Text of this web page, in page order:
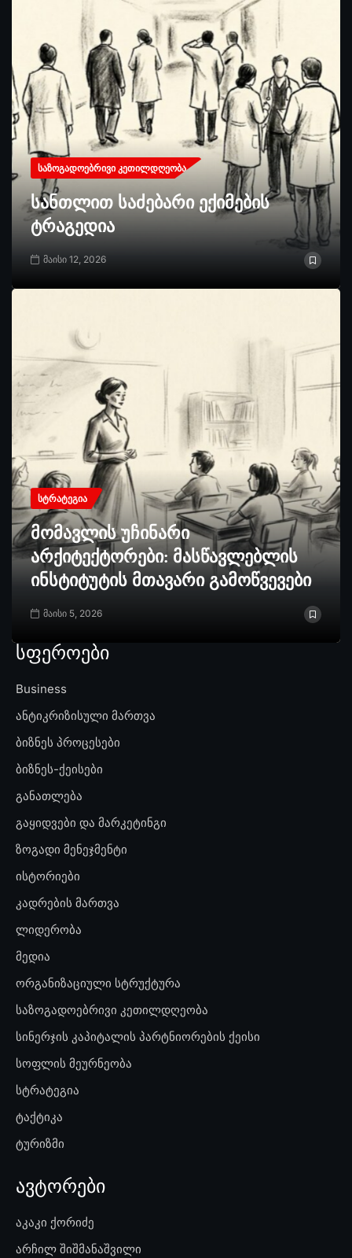
ᲡᲐᲖᲝᲒᲐᲓᲝᲔᲑᲠᲘᲕᲘ ᲙᲔᲗᲘᲚᲓᲦᲔᲝᲑᲐ
სანთლით საძებარი ექიმების
ტრაგედია
მაისი 12, 2026
ᲡᲢᲠᲐᲢᲔᲒᲘᲐ
მომავლის უჩინარი
არქიტექტორები: მასწავლებლის
ინსტიტუტის მთავარი გამოწვევები
მაისი 5, 2026
სფეროები
Business
ანტიკრიზისული მართვა
ბიზნეს პროცესები
ბიზნეს-ქეისები
განათლება
გაყიდვები და მარკეტინგი
ზოგადი მენეჯმენტი
ისტორიები
კადრების მართვა
ლიდერობა
მედია
ორგანიზაციული სტრუქტურა
საზოგადოებრივი კეთილდღეობა
სინერჯის კაპიტალის პარტნიორების ქეისი
სოფლის მეურნეობა
სტრატეგია
ტაქტიკა
ტურიზმი
ავტორები
აკაკი ქორიძე
არჩილ შიშმანაშვილი